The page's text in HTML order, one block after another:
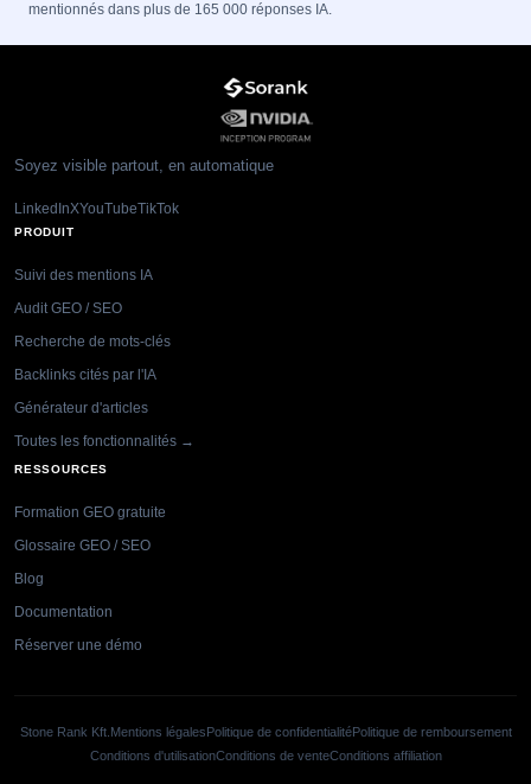
mentionnés dans plus de 165 000 réponses IA.
Soyez visible partout, en automatique
LinkedInXYouTubeTikTok
PRODUIT
Suivi des mentions IA
Audit GEO / SEO
Recherche de mots-clés
Backlinks cités par l'IA
Générateur d'articles
Toutes les fonctionnalités →
RESSOURCES
Formation GEO gratuite
Glossaire GEO / SEO
Blog
Documentation
Réserver une démo
Stone Rank Kft. Mentions légalesPolitique de confidentialitéPolitique de remboursement
Conditions d'utilisationConditions de venteConditions affiliation